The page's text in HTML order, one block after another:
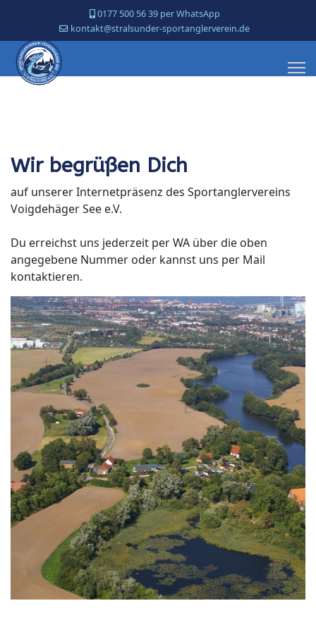
0177 500 56 39 per WhatsApp
kontakt@stralsunder-sportanglerverein.de
Wir begrüßen Dich
auf unserer Internetpräsenz des Sportanglervereins
Voigdehäger See e.V.
Du erreichst uns jederzeit per WA über die oben
angegebene Nummer oder kannst uns per Mail
kontaktieren.